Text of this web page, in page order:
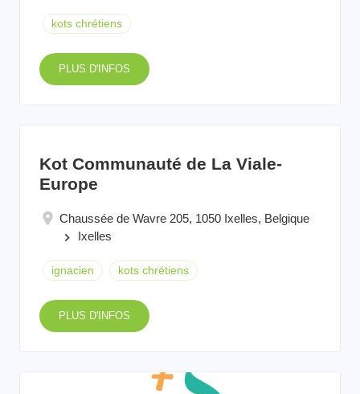
kots chrétiens
PLUS D'INFOS
Kot Communauté de La Viale-
Europe
Chaussée de Wavre 205, 1050 Ixelles, Belgique
keyboard_arrow_right Ixelles
ignacien kots chrétiens
PLUS D'INFOS